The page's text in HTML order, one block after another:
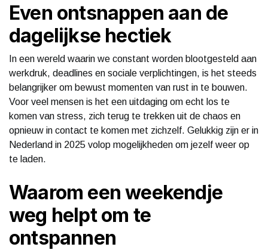
Even ontsnappen aan de
dagelijkse hectiek
In een wereld waarin we constant worden blootgesteld aan
werkdruk, deadlines en sociale verplichtingen, is het steeds
belangrijker om bewust momenten van rust in te bouwen.
Voor veel mensen is het een uitdaging om echt los te
komen van stress, zich terug te trekken uit de chaos en
opnieuw in contact te komen met zichzelf. Gelukkig zijn er in
Nederland in 2025 volop mogelijkheden om jezelf weer op
te laden.
Waarom een weekendje
weg helpt om te
ontspannen